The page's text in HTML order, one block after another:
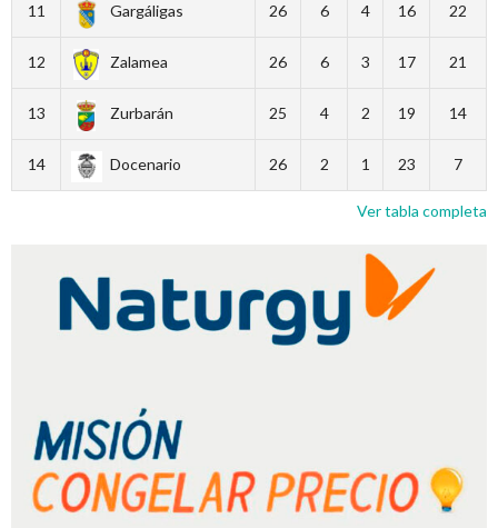
11 Gargáligas 26 6 4 16 22
12 Zalamea 26 6 3 17 21
13 Zurbarán 25 4 2 19 14
14 Docenario 26 2 1 23 7
Ver tabla completa